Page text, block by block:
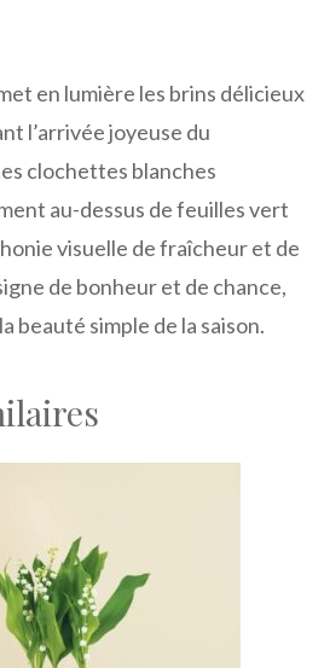
en lumière les brins délicieux
l’arrivée joyeuse du
clochettes blanches
au-dessus de feuilles vert
visuelle de fraîcheur et de
de bonheur et de chance,
beauté simple de la saison.